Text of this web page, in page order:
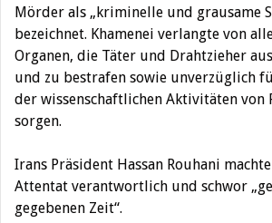
Mörder als „kriminelle und grausame
bezeichnet. Khamenei verlangte von
Organen, die Täter und Drahtzieher
und zu bestrafen sowie unverzüglich
der wissenschaftlichen Aktivitäten von
sorgen.
Irans Präsident Hassan Rouhani
Attentat verantwortlich und schwor
gegebenen Zeit“.